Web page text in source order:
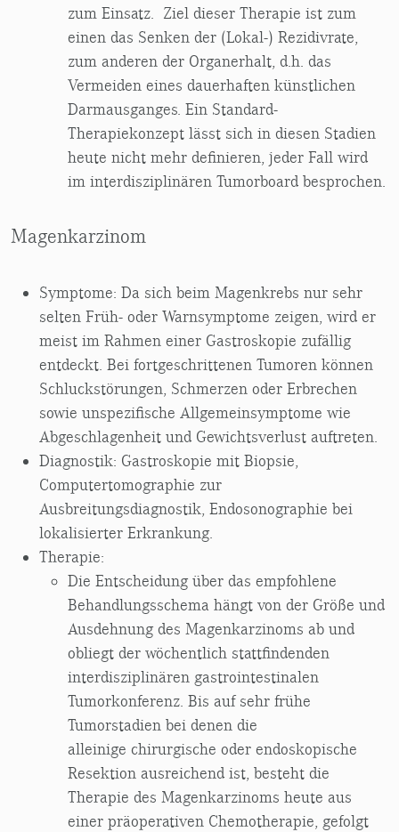
zum Einsatz. Ziel dieser Therapie ist zum
einen das Senken der (Lokal-) Rezidivrate,
zum anderen der Organerhalt, d.h. das
Vermeiden eines dauerhaften künstlichen
Darmausganges. Ein Standard-
Therapiekonzept lässt sich in diesen Stadien
heute nicht mehr definieren, jeder Fall wird
im interdisziplinären Tumorboard besprochen.
Magenkarzinom
Symptome: Da sich beim Magenkrebs nur sehr
selten Früh- oder Warnsymptome zeigen, wird er
meist im Rahmen einer Gastroskopie zufällig
entdeckt. Bei fortgeschrittenen Tumoren können
Schluckstörungen, Schmerzen oder Erbrechen
sowie unspezifische Allgemeinsymptome wie
Abgeschlagenheit und Gewichtsverlust auftreten.
Diagnostik: Gastroskopie mit Biopsie,
Computertomographie zur
Ausbreitungsdiagnostik, Endosonographie bei
lokalisierter Erkrankung.
Therapie:
Die Entscheidung über das empfohlene
Behandlungsschema hängt von der Größe und
Ausdehnung des Magenkarzinoms ab und
obliegt der wöchentlich stattfindenden
interdisziplinären gastrointestinalen
Tumorkonferenz. Bis auf sehr frühe
Tumorstadien bei denen die
alleinige chirurgische oder endoskopische
Resektion ausreichend ist, besteht die
Therapie des Magenkarzinoms heute aus
einer präoperativen Chemotherapie, gefolgt